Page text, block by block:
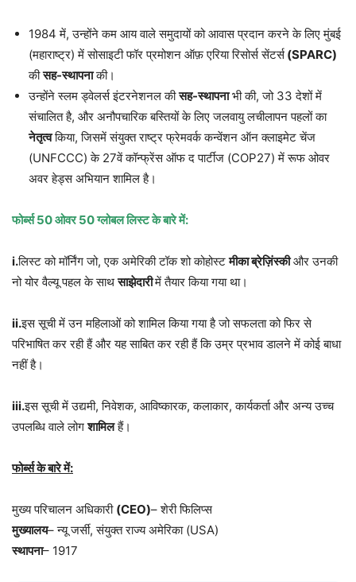
1984 में, उन्होंने कम आय वाले समुदायों को आवास प्रदान करने के लिए मुंबई
(महाराष्ट्र) में सोसाइटी फॉर प्रमोशन ऑफ़ एरिया रिसोर्स सेंटर्स(SPARC)
कीसह-स्थापनाकी।
उन्होंने स्लम ड्वेलर्स इंटरनेशनल कीसह-स्थापनाभी की, जो 33 देशों में
संचालित है, और अनौपचारिक बस्तियों के लिए जलवायु लचीलापन पहलों का
नेतृत्वकिया, जिसमें संयुक्त राष्ट्र फ्रेमवर्क कन्वेंशन ऑन क्लाइमेट चेंज
(UNFCCC) के 27वें कॉन्फ्रेंस ऑफ द पार्टीज (COP27) में रूफ ओवर
अवर हेड्स अभियान शामिल है।
फोर्ब्स 50 ओवर 50 ग्लोबल लिस्ट के बारे में:
i.लिस्ट को मॉर्निंग जो, एक अमेरिकी टॉक शो कोहोस्टमीका ब्रेज़िंस्कीऔर उनकी
नो योर वैल्यू पहल के साथसाझेदारीमें तैयार किया गया था।
ii.इस सूची में उन महिलाओं को शामिल किया गया है जो सफलता को फिर से
परिभाषित कर रही हैं और यह साबित कर रही हैं कि उम्र प्रभाव डालने में कोई बाधा
नहीं है।
iii.इस सूची में उद्यमी, निवेशक, आविष्कारक, कलाकार, कार्यकर्ता और अन्य उच्च
उपलब्धि वाले लोगशामिलहैं।
फोर्ब्स के बारे में:
मुख्य परिचालन अधिकारी (CEO)– शेरी फिलिप्स
मुख्यालय– न्यू जर्सी, संयुक्त राज्य अमेरिका (USA)
स्थापना– 1917